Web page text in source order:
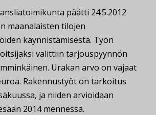
päätti 24.5.2012
maanalaisten tilojen
käynnistämisestä. Työn
valittiin tarjouspyynnön
Urakan arvo on vajaat
Rakennustyöt on tarkoitus
ja niiden arvioidaan
2014 mennessä.